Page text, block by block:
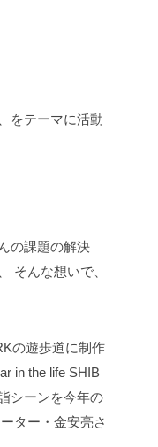
をテーマに活動
の課題の解決
そんな想いで、
の遊歩道に制作
in the life SHIB
シーンを今年の
ター・金安亮さ